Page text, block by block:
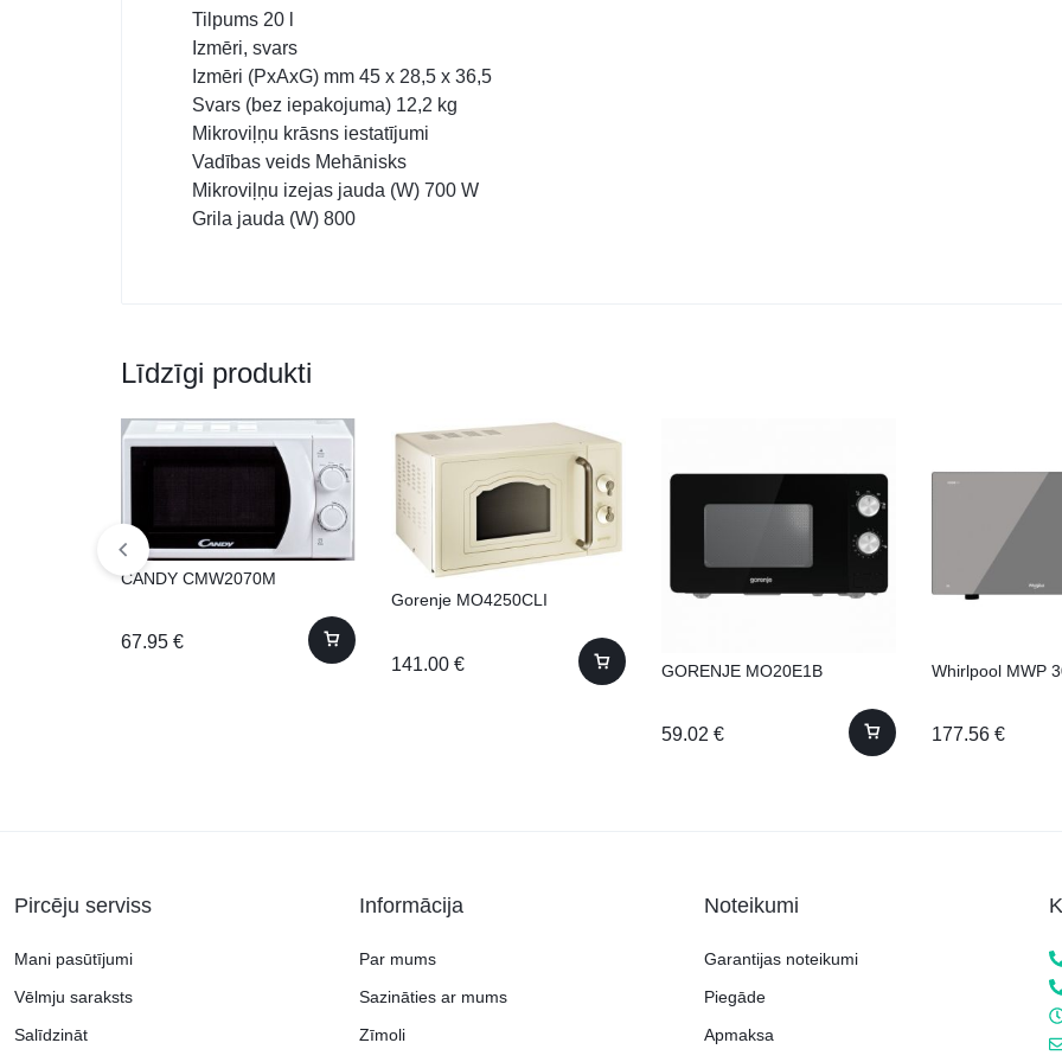
Tilpums 20 l
Izmēri, svars
Izmēri (PxAxG) mm 45 x 28,5 x 36,5
Svars (bez iepakojuma) 12,2 kg
Mikroviļņu krāsns iestatījumi
Vadības veids Mehānisks
Mikroviļņu izejas jauda (W) 700 W
Grila jauda (W) 800
Līdzīgi produkti
CANDY CMW2070M
67.95 €
Gorenje MO4250CLI
141.00 € GORENJE MO20E1B
59.02 €
Whirlpool MWP
177.56 €
Pircēju serviss
Mani pasūtījumi
Vēlmju saraksts
Salīdzināt
Informācija
Par mums
Sazināties ar mums
Zīmoli
Noteikumi
Garantijas noteikumi
Piegāde
Apmaksa